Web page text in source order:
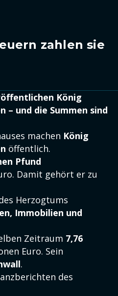
zahlen sie
König
– und die Summen sind
machen König
öffentlich.
Pfund
Damit gehört er zu
Herzogtums
Immobilien und
Zeitraum 7,76
Euro. Sein
.
des